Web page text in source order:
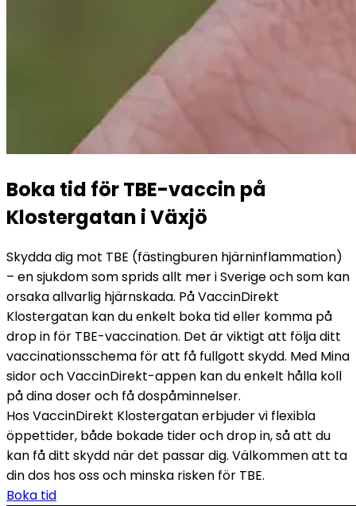
Boka tid för TBE-vaccin på
Klostergatan i Växjö
Skydda dig mot TBE (fästingburen hjärninflammation)
– en sjukdom som sprids allt mer i Sverige och som kan
orsaka allvarlig hjärnskada. På VaccinDirekt
Klostergatan kan du enkelt boka tid eller komma på
drop in för TBE-vaccination. Det är viktigt att följa ditt
vaccinationsschema för att få fullgott skydd. Med Mina
sidor och VaccinDirekt-appen kan du enkelt hålla koll
på dina doser och få dospåminnelser.
Hos VaccinDirekt Klostergatan erbjuder vi flexibla
öppettider, både bokade tider och drop in, så att du
kan få ditt skydd när det passar dig. Välkommen att ta
din dos hos oss och minska risken för TBE.
Boka tid